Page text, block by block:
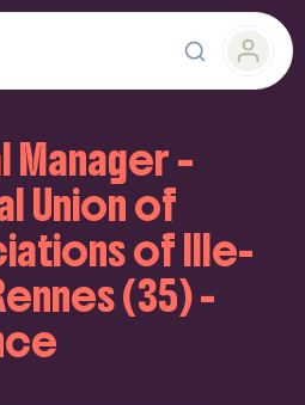
–
Union of
of Ille-
(35) -